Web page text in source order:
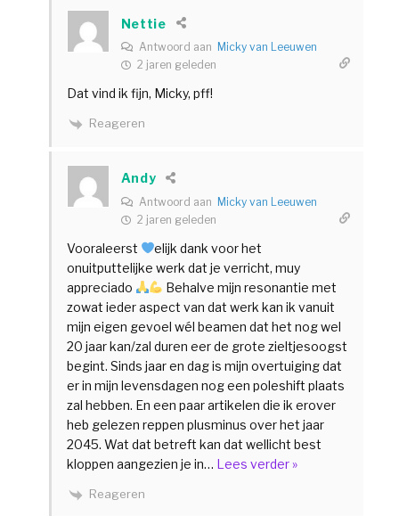
Nettie
Antwoord aan Micky van Leeuwen
2 jaren geleden
Dat vind ik fijn, Micky, pff!
Reageren
Andy
Antwoord aan Micky van Leeuwen
2 jaren geleden
Vooraleerst
elijk dank voor het
onuitputtelijke werk dat je verricht, muy
appreciado
Behalve mijn resonantie met
zowat ieder aspect van dat werk kan ik vanuit
mijn eigen gevoel wél beamen dat het nog wel
20 jaar kan/zal duren eer de grote zieltjesoogst
begint. Sinds jaar en dag is mijn overtuiging dat
er in mijn levensdagen nog een poleshift plaats
zal hebben. En een paar artikelen die ik erover
heb gelezen reppen plusminus over het jaar
2045. Wat dat betreft kan dat wellicht best
kloppen aangezien je in… Lees verder »
Reageren